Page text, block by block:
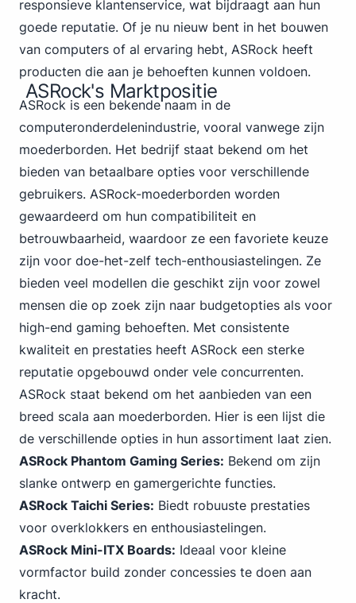
responsieve klantenservice, wat bijdraagt aan hun
goede reputatie. Of je nu nieuw bent in het bouwen
van computers of al ervaring hebt, ASRock heeft
producten die aan je behoeften kunnen voldoen.
ASRock's Marktpositie
ASRock is een bekende naam in de
computeronderdelenindustrie, vooral vanwege zijn
moederborden. Het bedrijf staat bekend om het
bieden van betaalbare opties voor verschillende
gebruikers. ASRock-moederborden worden
gewaardeerd om hun compatibiliteit en
betrouwbaarheid, waardoor ze een favoriete keuze
zijn voor doe-het-zelf tech-enthousiastelingen. Ze
bieden veel modellen die geschikt zijn voor zowel
mensen die op zoek zijn naar budgetopties als voor
high-end gaming behoeften. Met consistente
kwaliteit en prestaties heeft ASRock een sterke
reputatie opgebouwd onder vele concurrenten.
ASRock staat bekend om het aanbieden van een
breed scala aan moederborden. Hier is een lijst die
de verschillende opties in hun assortiment laat zien.
ASRock Phantom Gaming Series: Bekend om zijn
slanke ontwerp en gamergerichte functies.
ASRock Taichi Series: Biedt robuuste prestaties
voor overklokkers en enthousiastelingen.
ASRock Mini-ITX Boards: Ideaal voor kleine
vormfactor build zonder concessies te doen aan
kracht.